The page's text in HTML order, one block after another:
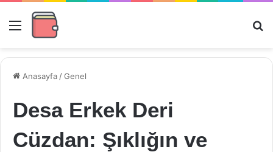
Menü
Anasayfa /Genel
Desa Erkek Deri
Cüzdan: Şıklığın ve